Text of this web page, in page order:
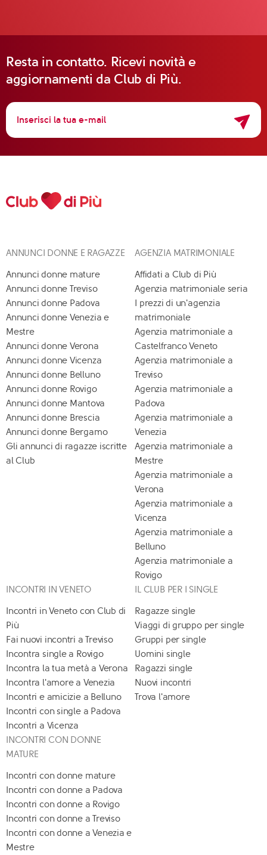
Resta in contatto. Ricevi novità e
aggiornamenti da Club di Più.
ANNUNCI DONNE E RAGAZZE
Annunci donne mature
Annunci donne Treviso
Annunci donne Padova
Annunci donne Venezia e
Mestre
Annunci donne Verona
Annunci donne Vicenza
Annunci donne Belluno
Annunci donne Rovigo
Annunci donne Mantova
Annunci donne Brescia
Annunci donne Bergamo
Gli annunci di ragazze iscritte
al Club
AGENZIA MATRIMONIALE
Affidati a Club di Più
Agenzia matrimoniale seria
I prezzi di un'agenzia
matrimoniale
Agenzia matrimoniale a
Castelfranco Veneto
Agenzia matrimoniale a
Treviso
Agenzia matrimoniale a
Padova
Agenzia matrimoniale a
Venezia
Agenzia matrimoniale a
Mestre
Agenzia matrimoniale a
Verona
Agenzia matrimoniale a
Vicenza
Agenzia matrimoniale a
Belluno
Agenzia matrimoniale a
Rovigo
INCONTRI IN VENETO
Incontri in Veneto con Club di
Più
Fai nuovi incontri a Treviso
Incontra single a Rovigo
Incontra la tua metà a Verona
Incontra l'amore a Venezia
Incontri e amicizie a Belluno
Incontri con single a Padova
Incontri a Vicenza
IL CLUB PER I SINGLE
Ragazze single
Viaggi di gruppo per single
Gruppi per single
Uomini single
Ragazzi single
Nuovi incontri
Trova l'amore
INCONTRI CON DONNE
MATURE
Incontri con donne mature
Incontri con donne a Padova
Incontri con donne a Rovigo
Incontri con donne a Treviso
Incontri con donne a Venezia e
Mestre